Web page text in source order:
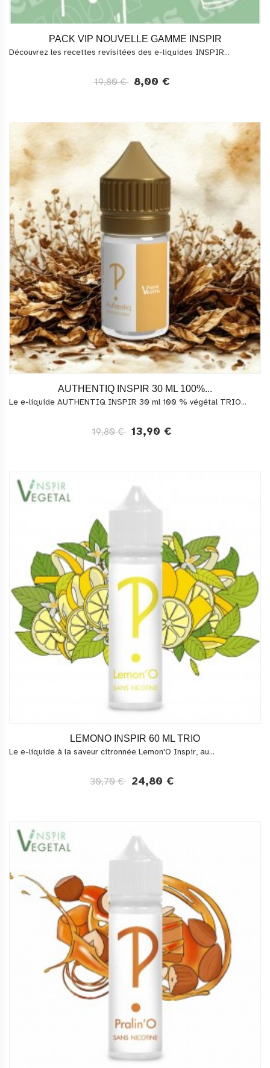
PACK VIP NOUVELLE GAMME INSPIR
Découvrez les recettes revisitées des e-liquides INSPIR...
19,80 € 8,00 €
AUTHENTIQ INSPIR 30 ML 100%...
Le e-liquide AUTHENTIQ INSPIR 30 ml 100 % végétal TRIO...
19,80 € 13,90 €
LEMONO INSPIR 60 ML TRIO
Le e-liquide à la saveur citronnée Lemon'O Inspir, au...
30,70 € 24,80 €